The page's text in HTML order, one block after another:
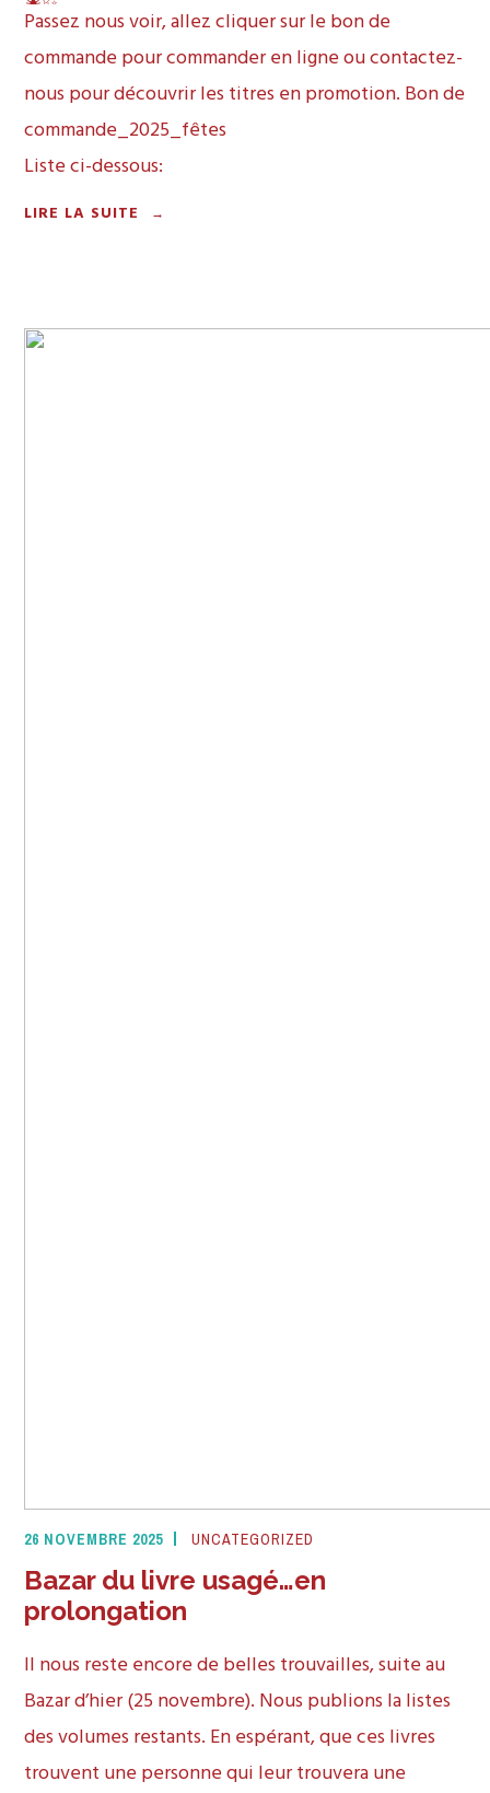
Passez nous voir, allez cliquer sur le bon de
commande pour commander en ligne ou contactez-
nous pour découvrir les titres en promotion. Bon de
commande_2025_fêtes
Liste ci-dessous:
LIRE LA SUITE
« OFFREZ
|
→
26 NOVEMBRE 2025 UNCATEGORIZED
Bazar du livre usagé…en
prolongation
Il nous reste encore de belles trouvailles, suite au
Bazar d’hier (25 novembre). Nous publions la listes
des volumes restants. En espérant, que ces livres
trouvent une personne qui leur trouvera une